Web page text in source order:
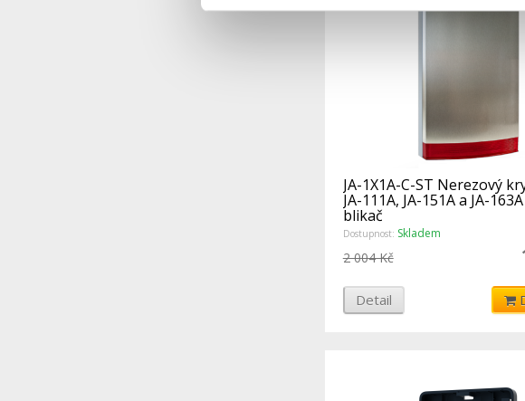
JA-1X1A-C-ST Nerezový
JA-111A, JA-151A a JA-
blikač
Dostupnost: Skladem
2 004 Kč
Detail